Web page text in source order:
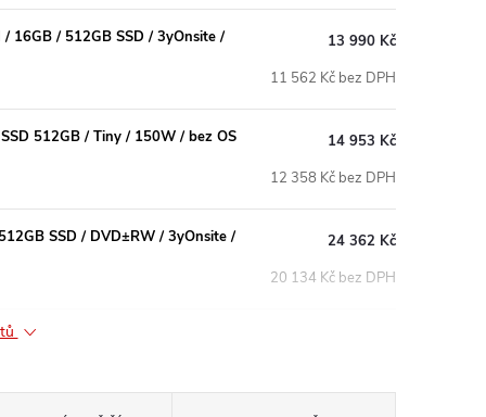
16GB / 512GB SSD / 3yOnsite /
13 990 Kč
11 562 Kč bez DPH
512GB / Tiny / 150W / bez OS
14 953 Kč
12 358 Kč bez DPH
SSD / DVD±RW / 3yOnsite /
24 362 Kč
20 134 Kč bez DPH